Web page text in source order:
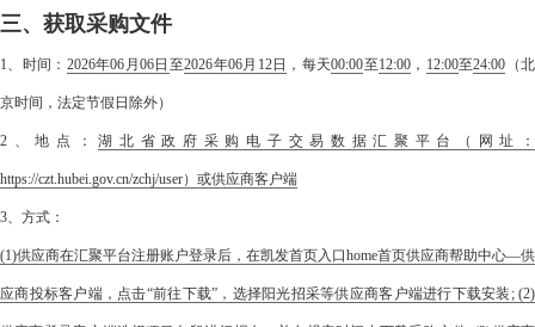
三、获取采购文件
1、时间： 2026年06月06日 至2026年06月12日 ，每天00:00至12:00 ， 12:00至24:00 （北
京时间，法定节假日除外）
2、地点：湖北省政府采购电子交易数据汇聚平台（网址：
https://czt.hubei.gov.cn/zchj/user）或供应商客户端
3、方式：
(1)供应商在汇聚平台注册账户登录后，在凯发首页入口home首页供应商帮助中心—供
应商投标客户端，点击“前往下载”，选择阳光招采等供应商客户端进行下载安装; (2)